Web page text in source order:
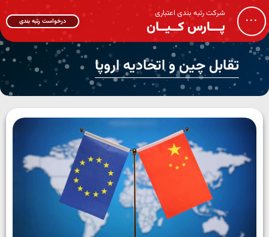
... شرکت رتبه بندی اعتباری
پـــارس کــیــان درخواست رتبه بندی
تقابل چین و اتحادیه اروپا